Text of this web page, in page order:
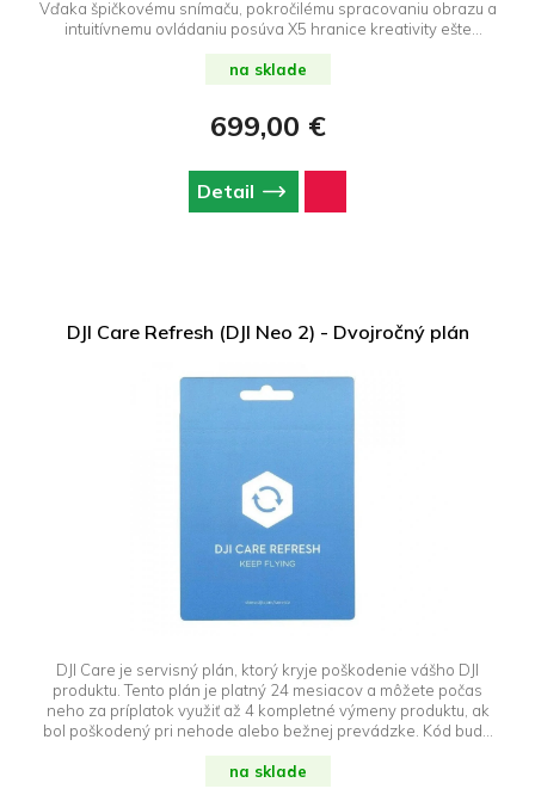
Vďaka špičkovému snímaču, pokročilému spracovaniu obrazu a
intuitívnemu ovládaniu posúva X5 hranice kreativity ešte
Insta360 X5 – revolučnou 360° kamerou pre profesionálov aj
nadšencov. Vďaka špičkovému snímaču, pokročilému
kreativity ešte ďalej. Essentials Bundle obsahuje štandardné
akumulátor, nabíjací hub, úložné puzdro.
na sklade
699,00 €
Detail
DJI Care Refresh (DJI Neo 2) - Dvojročný plán
DJI Care je servisný plán, ktorý kryje poškodenie vášho DJI
produktu. Tento plán je platný 24 mesiacov a môžete počas
neho za príplatok využiť až 4 kompletné výmeny produktu, ak
bol poškodený pri nehode alebo bežnej prevádzke. Kód bude
objednávky. Objednávku je preto potrebné uhradiť vopred cez
platobnú bránu. Upozornenie: DJI Care Refresh je možné
na sklade